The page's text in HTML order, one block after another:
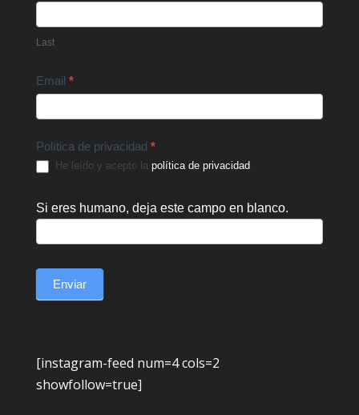
Last
Email *
Política de privacidad *
He leído y acepto la política de privacidad.
Si eres humano, deja este campo en blanco.
Enviar
[instagram-feed num=4 cols=2
showfollow=true]